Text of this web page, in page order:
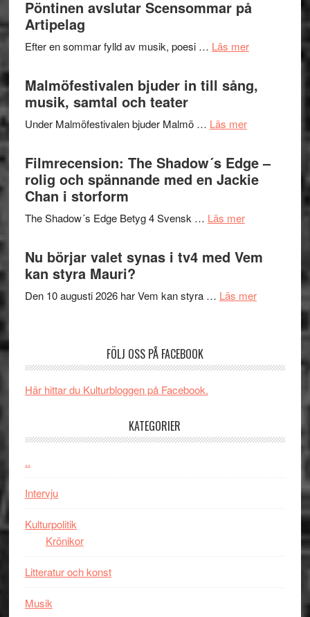
bortom
terräng
Pöntinen avslutar Scensommar på
Artipelag
Efter en sommar fylld av musik, poesi … Läs merom
Hannes
Pöntinen
avslutar
Scensommar
Malmöfestivalen bjuder in till sång,
musik, samtal och teater
Under Malmöfestivalen bjuder Malmö … Läs merom
in
till
och
Filmrecension: The Shadow´s Edge –
rolig och spännande med en Jackie
Chan i storform
The Shadow´s Edge Betyg 4 Svensk … Läs merom
Shadow
Edge
spännande
Nu börjar valet synas i tv4 med Vem
kan styra Mauri?
Den 10 augusti 2026 har Vem kan styra … Läs merom
kan
FÖLJ OSS PÅ FACEBOOK
Här hittar du Kulturbloggen på Facebook.
KATEGORIER
..
Intervju
Kulturpolitik
Krönikor
Litteratur och konst
Musik